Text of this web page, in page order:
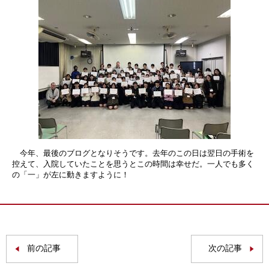
今年、最後のブログとなりそうです。去年のこの日は翌日の手術を
控えて、入院していたことを思うとこの時間は幸せだ。一人でも多く
の「一」が左に動きますように！
前の記事 次の記事